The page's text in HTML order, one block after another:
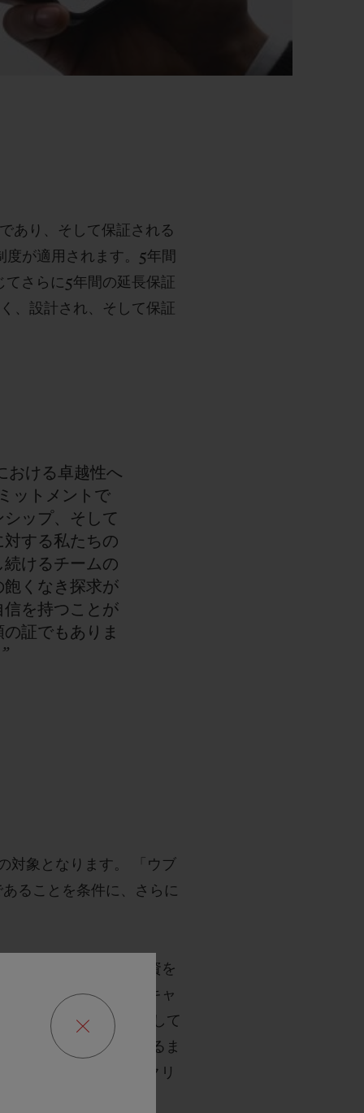
あり、そして保証される
が適用されます。5年間
さらに5年間の延長保証
、設計され、そして保証
おける卓越性へ
ットメントで
ップ、そして
対する私たちの
けるチームの
くなき探求が
を持つことが
証でもありま
対象となります。 「ウブ
ることを条件に、さらに
ァクチュールへの投資を
げてきた「ウニコ」キャ
という高精度を実現して
なタイムピースに至るま
）テストをクリ